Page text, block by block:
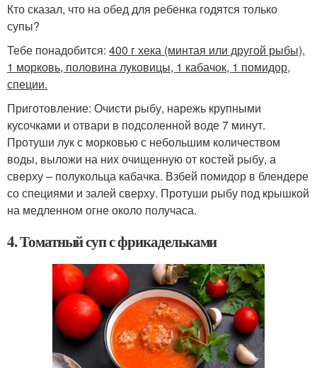
Кто сказал, что на обед для ребенка годятся только
супы?
Тебе понадобится: 400 г хека (минтая или другой рыбы),
1 морковь, половина луковицы, 1 кабачок, 1 помидор,
специи.
Приготовление: Очисти рыбу, нарежь крупными
кусочками и отвари в подсоленной воде 7 минут.
Протуши лук с морковью с небольшим количеством
воды, выложи на них очищенную от костей рыбу, а
сверху – полукольца кабачка. Взбей помидор в блендере
со специями и залей сверху. Протуши рыбу под крышкой
на медленном огне около получаса.
4. Томатный суп с фрикадельками